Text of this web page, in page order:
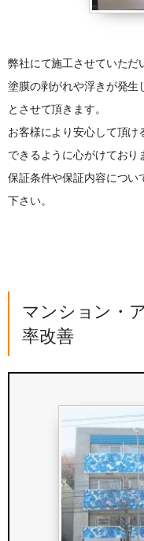
弊社にて施工させていただ
塗膜の剥がれや浮きが発生
とさせて頂きます。
お客様により安心して頂
できるように心がけており
保証条件や保証内容につい
下さい。
マンション・
率改善